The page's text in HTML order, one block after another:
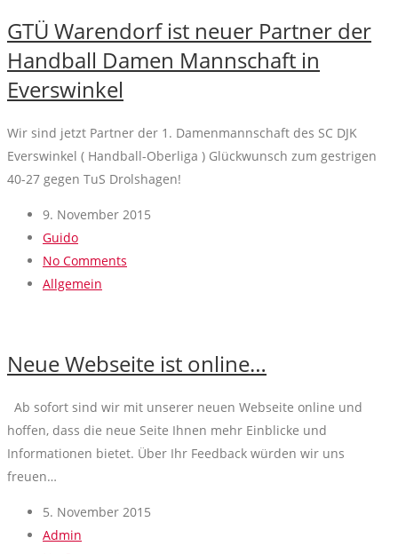
GTÜ Warendorf ist neuer Partner der
Handball Damen Mannschaft in
Everswinkel
Wir sind jetzt Partner der 1. Damenmannschaft des SC DJK
Everswinkel ( Handball-Oberliga ) Glückwunsch zum gestrigen
40-27 gegen TuS Drolshagen!
9. November 2015
Guido
No Comments
Allgemein
Neue Webseite ist online…
Ab sofort sind wir mit unserer neuen Webseite online und
hoffen, dass die neue Seite Ihnen mehr Einblicke und
Informationen bietet. Über Ihr Feedback würden wir uns
freuen…
5. November 2015
Admin